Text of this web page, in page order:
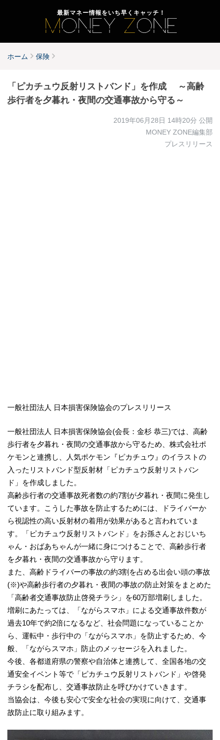
最新マネー情報をいち早くキャッチ！
ホーム 保険
「ピカチュウ反射リストバンド」を作成 ～高齢
歩行者を夕暮れ・夜間の交通事故から守る～
2019年06月28日 14時20分 公開
MONEY ZONE編集部
プレスリリース
一般社団法人 日本損害保険協会のプレスリリース
一般社団法人 日本損害保険協会(会長：金杉 恭三)では、高齢
歩行者を夕暮れ・夜間の交通事故から守るため、株式会社ポ
ケモンと連携し、人気ポケモン『ピカチュウ』のイラストの
入ったリストバンド型反射材「ピカチュウ反射リストバン
ド」を作成しました。
高齢歩行者の交通事故死者数の約7割が夕暮れ・夜間に発生し
ています。こうした事故を防止するためには、ドライバーか
ら視認性の高い反射材の着用が効果があると言われていま
す。「ピカチュウ反射リストバンド」をお孫さんとおじいち
ゃん・おばあちゃんが一緒に身につけることで、高齢歩行者
を夕暮れ・夜間の交通事故から守ります。
また、高齢ドライバーの事故の約3割を占める出会い頭の事故
(※)や高齢歩行者の夕暮れ・夜間の事故の防止対策をまとめた
「高齢者交通事故防止啓発チラシ」を60万部増刷しました。
増刷にあたっては、「ながらスマホ」による交通事故件数が
過去10年で約2倍になるなど、社会問題になっていることか
ら、運転中・歩行中の「ながらスマホ」を防止するため、今
般、「ながらスマホ」防止のメッセージを入れました。
今後、各都道府県の警察や自治体と連携して、全国各地の交
通安全イベント等で「ピカチュウ反射リストバンド」や啓発
チラシを配布し、交通事故防止を呼びかけていきます。
当協会は、今後も安心で安全な社会の実現に向けて、交通事
故防止に取り組みます。